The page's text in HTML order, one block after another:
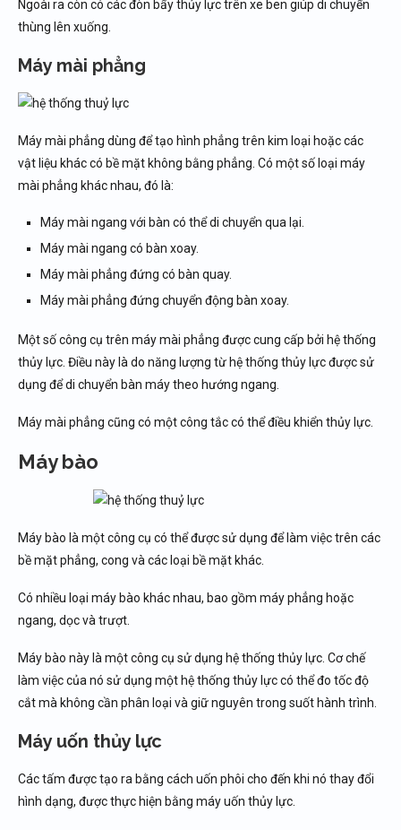
Ngoài ra còn có các đòn bẩy thủy lực trên xe ben giúp di chuyển
thùng lên xuống.
Máy mài phẳng
Máy mài phẳng dùng để tạo hình phẳng trên kim loại hoặc các
vật liệu khác có bề mặt không bằng phẳng. Có một số loại máy
mài phẳng khác nhau, đó là:
Máy mài ngang với bàn có thể di chuyển qua lại.
Máy mài ngang có bàn xoay.
Máy mài phẳng đứng có bàn quay.
Máy mài phẳng đứng chuyển động bàn xoay.
Một số công cụ trên máy mài phẳng được cung cấp bởi hệ thống
thủy lực. Điều này là do năng lượng từ hệ thống thủy lực được sử
dụng để di chuyển bàn máy theo hướng ngang.
Máy mài phẳng cũng có một công tắc có thể điều khiển thủy lực.
Máy bào
Máy bào là một công cụ có thể được sử dụng để làm việc trên các
bề mặt phẳng, cong và các loại bề mặt khác.
Có nhiều loại máy bào khác nhau, bao gồm máy phẳng hoặc
ngang, dọc và trượt.
Máy bào này là một công cụ sử dụng hệ thống thủy lực. Cơ chế
làm việc của nó sử dụng một hệ thống thủy lực có thể đo tốc độ
cắt mà không cần phân loại và giữ nguyên trong suốt hành trình.
Máy uốn thủy lực
Các tấm được tạo ra bằng cách uốn phôi cho đến khi nó thay đổi
hình dạng, được thực hiện bằng máy uốn thủy lực.